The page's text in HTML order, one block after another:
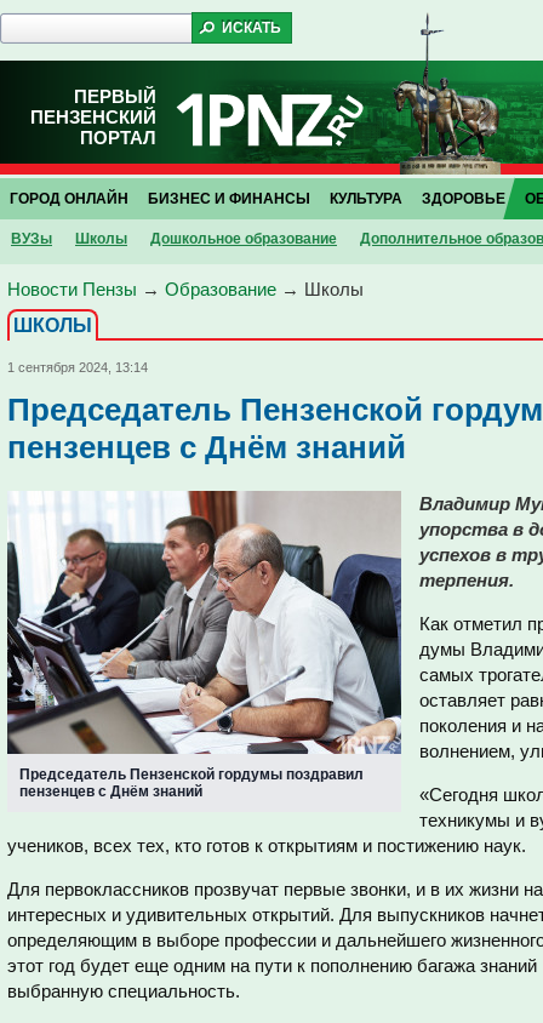
ПЕРВЫЙ
ПЕНЗЕНСКИЙ
ПОРТАЛ
ГОРОД ОНЛАЙН БИЗНЕС И ФИНАНСЫ КУЛЬТУРА ЗДОРОВЬЕ
ВУЗы Школы Дошкольное образование Дополнительное
Новости Пензы → Образование → Школы
ШКОЛЫ
1 сентября 2024, 13:14
Председатель Пензенской
пензенцев с Днём знаний
Председатель Пензенской гордумы поздравил
пензенцев с Днём знаний
Владимир
упорства в
успехов в
терпения.
Как отметил
думы
самых
оставляет
поколения и
волнением,
«Сегодня
техникумы и
учеников, всех тех, кто готов к открытиям и постижению наук.
Для первоклассников прозвучат первые звонки, и в их жизни
интересных и удивительных открытий. Для выпускников
определяющим в выборе профессии и дальнейшего
этот год будет еще одним на пути к пополнению багажа
выбранную специальность.